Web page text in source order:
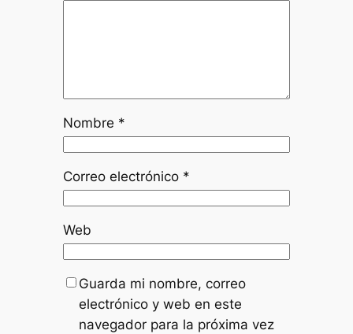
Nombre *
Correo electrónico *
Web
Guarda mi nombre, correo
electrónico y web en este
navegador para la próxima vez